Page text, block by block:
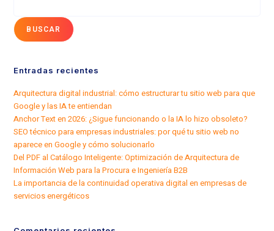
BUSCAR
Entradas recientes
Arquitectura digital industrial: cómo estructurar tu sitio web para que
Google y las IA te entiendan
Anchor Text en 2026: ¿Sigue funcionando o la IA lo hizo obsoleto?
SEO técnico para empresas industriales: por qué tu sitio web no
aparece en Google y cómo solucionarlo
Del PDF al Catálogo Inteligente: Optimización de Arquitectura de
Información Web para la Procura e Ingeniería B2B
La importancia de la continuidad operativa digital en empresas de
servicios energéticos